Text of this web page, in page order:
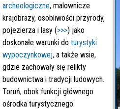
archeologiczne, malownicze
krajobrazy, osobliwości przyrody,
pojezierza i lasy (>>>) jako
doskonałe warunki do turystyki
wypoczynkowej, a także wsie,
gdzie zachowały się relikty
budownictwa i tradycji ludowych.
Toruń, obok funkcji głównego
ośrodka turystycznego